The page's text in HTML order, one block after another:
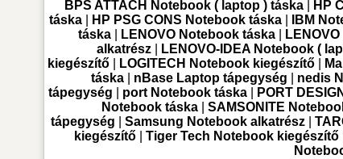
BPS ATTACH Notebook ( laptop ) táska
HP
táska| HP PSG CONS Notebook táska| IBM
táska| LENOVO Notebook táska|
alkatrész
LENOVO-IDEA Notebook (
kiegészítő| LOGITECH Notebook kiegészítő|
táska| nBase Laptop tápegység nedis
tápegység
port Notebook táska PORT
Notebook táska |SAMSONITE
tápegység |Samsung Notebook alkatrész |
kiegészítő |Tiger Tech Notebook kiegészítő